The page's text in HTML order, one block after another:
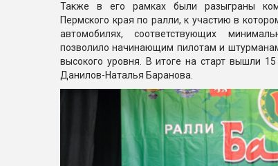
Также в его рамках были разыграны
Пермского края по ралли, к участию в
автомобилях, соответствующих
позволило начинающим пилотам и
высокого уровня. В итоге на старт вышли
Данилов-Наталья Баранова.